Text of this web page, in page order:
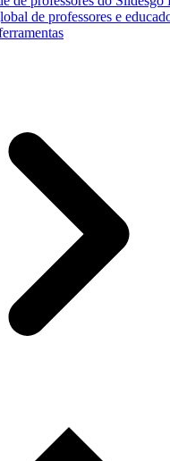
de professores e